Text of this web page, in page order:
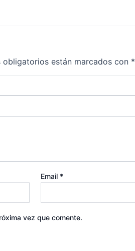
obligatorios están marcados con *
Email *
vez que comente.